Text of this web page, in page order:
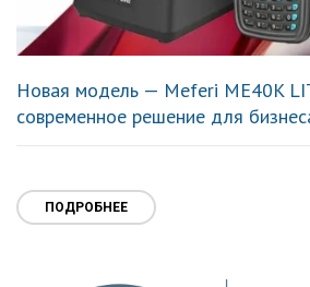
Новая модель — Meferi ME40K
современное решение для
ПОДРОБНЕЕ